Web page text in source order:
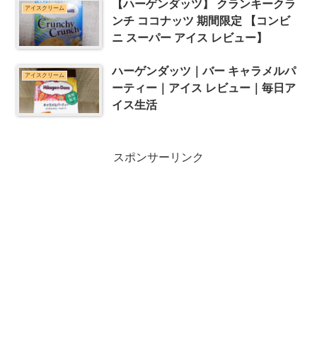
アイスクリーム
【ハーゲンダッツ】 クランキークラ
ンチ ココナッツ 期間限定 【コンビ
ニ スーパー アイス レビュー】
アイスクリーム
ハーゲンダッツ｜バー キャラメルパ
ーティー｜アイス レビュー｜毎日ア
イス生活
スポンサーリンク